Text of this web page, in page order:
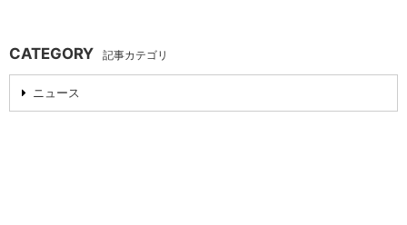
CATEGORY 記事カテゴリ
ニュース